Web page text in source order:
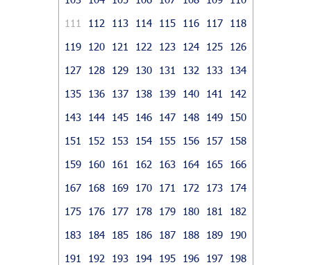
111
112 113 114 115 116 117
118
119
120 121 122 123 124 125
126
127
128 129 130 131 132 133
134
135
136 137 138 139 140 141
142
143
144 145 146 147 148 149
150
151
152 153 154 155 156 157
158
159
160 161 162 163 164 165
166
167
168 169 170 171 172 173
174
175
176 177 178 179 180 181
182
183
184 185 186 187 188 189
190
191
192 193 194 195 196 197
198